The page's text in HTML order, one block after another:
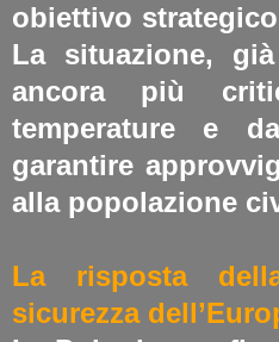
obiettivo
La situazione,
ancora più
temperature e
garantire
alla popolazione
La risposta
sicurezza